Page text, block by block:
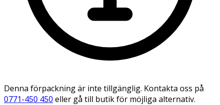
Denna förpackning är inte tillgänglig. Kontakta oss på
0771-450 450 eller gå till butik för möjliga alternativ.